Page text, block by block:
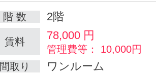
階 数 2階
賃料 78,000 円
管理費等： 10,000円
間取り
ワンルーム